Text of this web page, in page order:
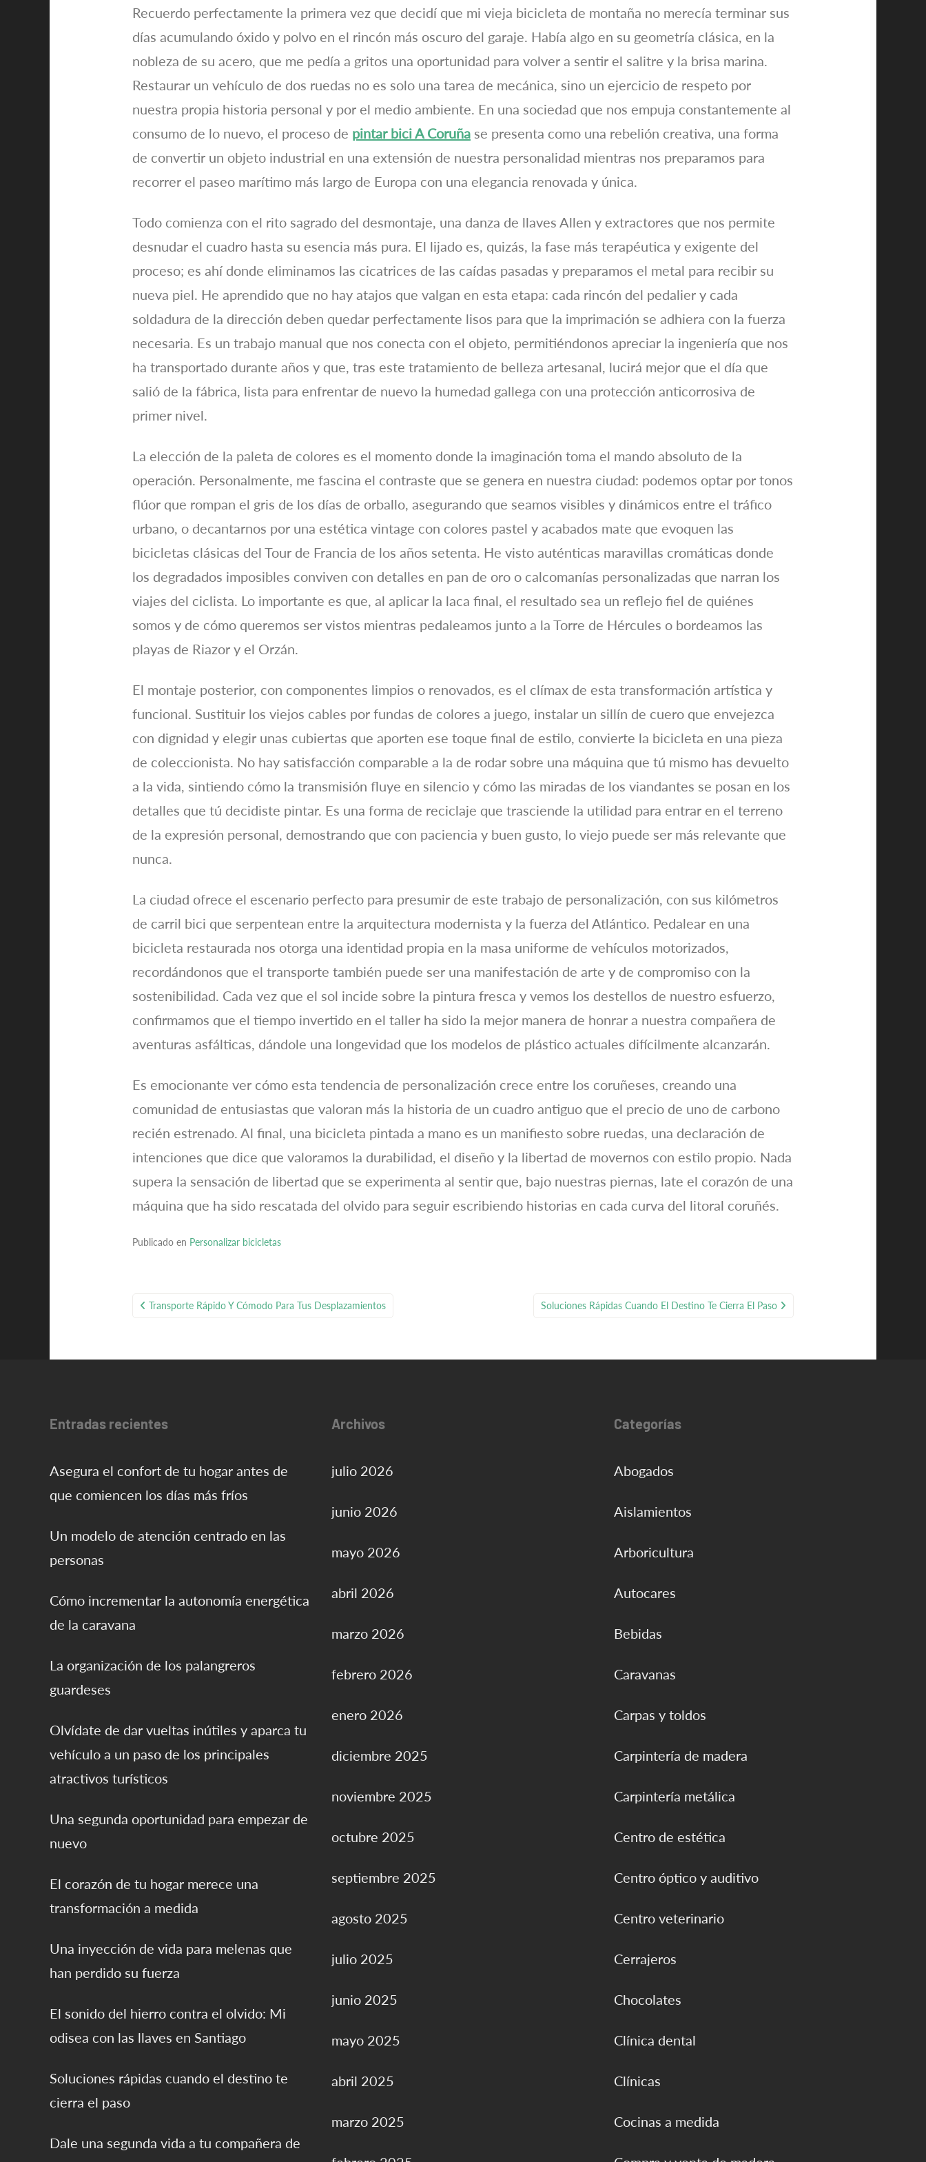
Recuerdo perfectamente la primera vez que decidí que mi vieja bicicleta de montaña no merecía terminar sus
días acumulando óxido y polvo en el rincón más oscuro del garaje. Había algo en su geometría clásica, en la
nobleza de su acero, que me pedía a gritos una oportunidad para volver a sentir el salitre y la brisa marina.
Restaurar un vehículo de dos ruedas no es solo una tarea de mecánica, sino un ejercicio de respeto por
nuestra propia historia personal y por el medio ambiente. En una sociedad que nos empuja constantemente al
consumo de lo nuevo, el proceso de pintar bici A Coruña se presenta como una rebelión creativa, una forma
de convertir un objeto industrial en una extensión de nuestra personalidad mientras nos preparamos para
recorrer el paseo marítimo más largo de Europa con una elegancia renovada y única.
Todo comienza con el rito sagrado del desmontaje, una danza de llaves Allen y extractores que nos permite
desnudar el cuadro hasta su esencia más pura. El lijado es, quizás, la fase más terapéutica y exigente del
proceso; es ahí donde eliminamos las cicatrices de las caídas pasadas y preparamos el metal para recibir su
nueva piel. He aprendido que no hay atajos que valgan en esta etapa: cada rincón del pedalier y cada
soldadura de la dirección deben quedar perfectamente lisos para que la imprimación se adhiera con la fuerza
necesaria. Es un trabajo manual que nos conecta con el objeto, permitiéndonos apreciar la ingeniería que nos
ha transportado durante años y que, tras este tratamiento de belleza artesanal, lucirá mejor que el día que
salió de la fábrica, lista para enfrentar de nuevo la humedad gallega con una protección anticorrosiva de
primer nivel.
La elección de la paleta de colores es el momento donde la imaginación toma el mando absoluto de la
operación. Personalmente, me fascina el contraste que se genera en nuestra ciudad: podemos optar por tonos
flúor que rompan el gris de los días de orballo, asegurando que seamos visibles y dinámicos entre el tráfico
urbano, o decantarnos por una estética vintage con colores pastel y acabados mate que evoquen las
bicicletas clásicas del Tour de Francia de los años setenta. He visto auténticas maravillas cromáticas donde
los degradados imposibles conviven con detalles en pan de oro o calcomanías personalizadas que narran los
viajes del ciclista. Lo importante es que, al aplicar la laca final, el resultado sea un reflejo fiel de quiénes
somos y de cómo queremos ser vistos mientras pedaleamos junto a la Torre de Hércules o bordeamos las
playas de Riazor y el Orzán.
El montaje posterior, con componentes limpios o renovados, es el clímax de esta transformación artística y
funcional. Sustituir los viejos cables por fundas de colores a juego, instalar un sillín de cuero que envejezca
con dignidad y elegir unas cubiertas que aporten ese toque final de estilo, convierte la bicicleta en una pieza
de coleccionista. No hay satisfacción comparable a la de rodar sobre una máquina que tú mismo has devuelto
a la vida, sintiendo cómo la transmisión fluye en silencio y cómo las miradas de los viandantes se posan en los
detalles que tú decidiste pintar. Es una forma de reciclaje que trasciende la utilidad para entrar en el terreno
de la expresión personal, demostrando que con paciencia y buen gusto, lo viejo puede ser más relevante que
nunca.
La ciudad ofrece el escenario perfecto para presumir de este trabajo de personalización, con sus kilómetros
de carril bici que serpentean entre la arquitectura modernista y la fuerza del Atlántico. Pedalear en una
bicicleta restaurada nos otorga una identidad propia en la masa uniforme de vehículos motorizados,
recordándonos que el transporte también puede ser una manifestación de arte y de compromiso con la
sostenibilidad. Cada vez que el sol incide sobre la pintura fresca y vemos los destellos de nuestro esfuerzo,
confirmamos que el tiempo invertido en el taller ha sido la mejor manera de honrar a nuestra compañera de
aventuras asfálticas, dándole una longevidad que los modelos de plástico actuales difícilmente alcanzarán.
Es emocionante ver cómo esta tendencia de personalización crece entre los coruñeses, creando una
comunidad de entusiastas que valoran más la historia de un cuadro antiguo que el precio de uno de carbono
recién estrenado. Al final, una bicicleta pintada a mano es un manifiesto sobre ruedas, una declaración de
intenciones que dice que valoramos la durabilidad, el diseño y la libertad de movernos con estilo propio. Nada
supera la sensación de libertad que se experimenta al sentir que, bajo nuestras piernas, late el corazón de una
máquina que ha sido rescatada del olvido para seguir escribiendo historias en cada curva del litoral coruñés.
Publicado en Personalizar bicicletas
Navegación
Transporte Rápido Y Cómodo Para Tus Desplazamientos Soluciones Rápidas Cuando El Destino Te Cierra El Paso
Entradas recientes
Asegura el confort de tu hogar antes de
que comiencen los días más fríos
Un modelo de atención centrado en las
personas
Cómo incrementar la autonomía energética
de la caravana
La organización de los palangreros
guardeses
Olvídate de dar vueltas inútiles y aparca tu
vehículo a un paso de los principales
atractivos turísticos
Una segunda oportunidad para empezar de
nuevo
El corazón de tu hogar merece una
transformación a medida
Una inyección de vida para melenas que
han perdido su fuerza
El sonido del hierro contra el olvido: Mi
odisea con las llaves en Santiago
Soluciones rápidas cuando el destino te
cierra el paso
Dale una segunda vida a tu compañera de
Archivos
julio 2026
junio 2026
mayo 2026
abril 2026
marzo 2026
febrero 2026
enero 2026
diciembre 2025
noviembre 2025
octubre 2025
septiembre 2025
agosto 2025
julio 2025
junio 2025
mayo 2025
abril 2025
marzo 2025
Categorías
Abogados
Aislamientos
Arboricultura
Autocares
Bebidas
Caravanas
Carpas y toldos
Carpintería de madera
Carpintería metálica
Centro de estética
Centro óptico y auditivo
Centro veterinario
Cerrajeros
Chocolates
Clínica dental
Clínicas
Cocinas a medida